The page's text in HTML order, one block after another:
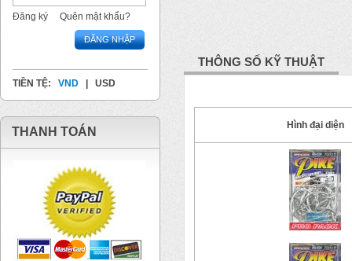
Đăng ký Quên mật khẩu?
ĐĂNG NHẬP
TIỀN TỆ: VND USD
THANH TOÁN
THÔNG SỐ KỸ THUẬT
Hình đại diện